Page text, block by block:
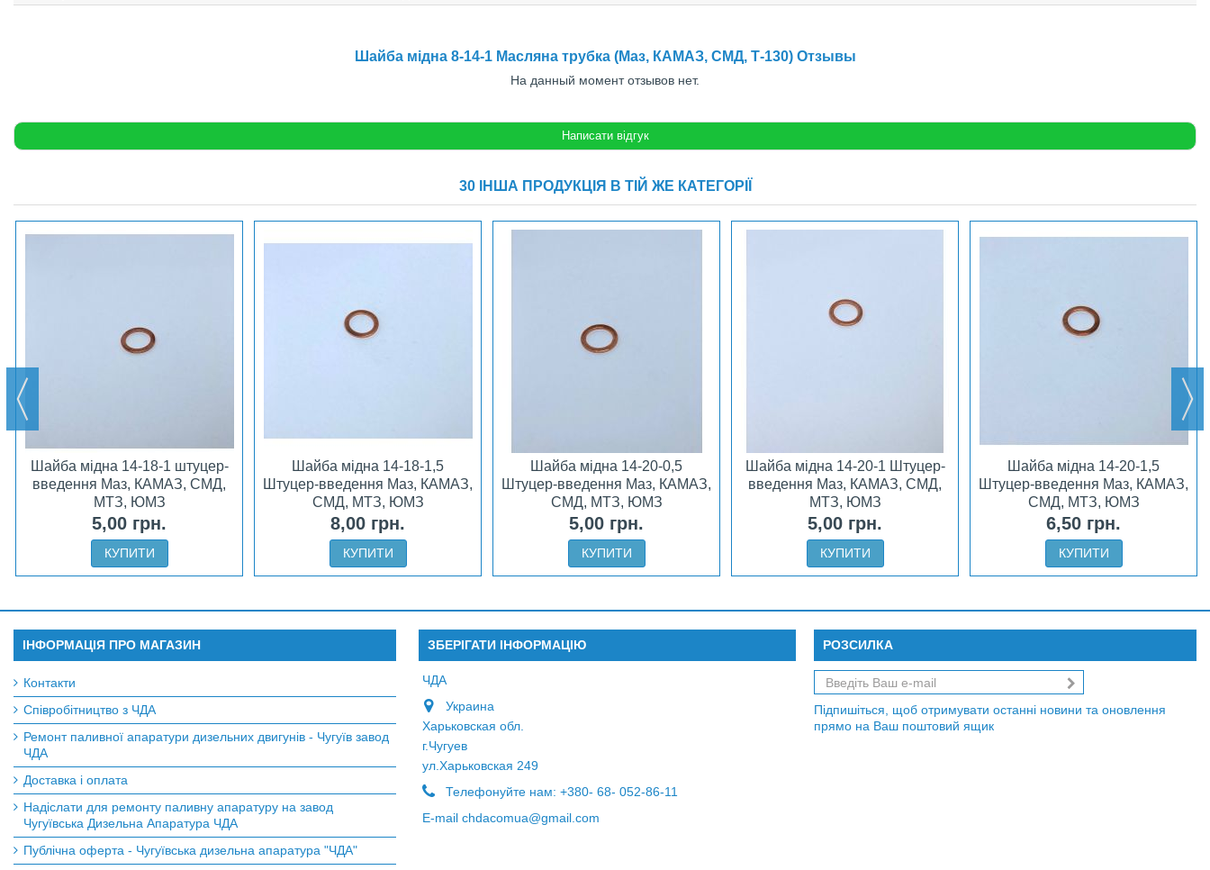
Шайба мідна 8-14-1 Масляна трубка (Маз, КАМАЗ, СМД, Т-130) Отзывы
На данный момент отзывов нет.
30 ІНША ПРОДУКЦІЯ В ТІЙ ЖЕ КАТЕГОРІЇ
Шайба мідна 14-18-1 штуцер-
введення Маз, КАМАЗ, СМД,
МТЗ, ЮМЗ
5,00 грн.
КУПИТИ
Шайба мідна 14-18-1,5
Штуцер-введення Маз, КАМАЗ,
СМД, МТЗ, ЮМЗ
8,00 грн.
КУПИТИ
Шайба мідна 14-20-0,5
Штуцер-введення Маз, КАМАЗ,
СМД, МТЗ, ЮМЗ
5,00 грн.
КУПИТИ
Шайба мідна 14-20-1 Штуцер-
введення Маз, КАМАЗ, СМД,
МТЗ, ЮМЗ
5,00 грн.
КУПИТИ
Шайба мідна 14-20-1,5
Штуцер-введення Маз, КАМАЗ,
СМД, МТЗ, ЮМЗ
6,50 грн.
КУПИТИ
ІНФОРМАЦІЯ ПРО МАГАЗИН
Контакти
Співробітництво з ЧДА
Ремонт паливної апаратури дизельних двигунів - Чугуїв завод
ЧДА
Доставка і оплата
Надіслати для ремонту паливну апаратуру на завод
Чугуївська Дизельна Апаратура ЧДА
Публічна оферта - Чугуївська дизельна апаратура "ЧДА"
ЗБЕРІГАТИ ІНФОРМАЦІЮ
ЧДА
Украина
Харьковская обл.
г.Чугуев
ул.Харьковская 249
Телефонуйте нам: +380- 68- 052-86-11
E-maіl chdacomua@gmail.com
РОЗСИЛКА
Підпишіться, щоб отримувати останні новини та оновлення
прямо на Ваш поштовий ящик